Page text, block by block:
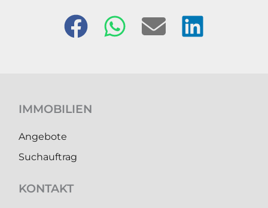
IMMOBILIEN
Angebote
Suchauftrag
KONTAKT